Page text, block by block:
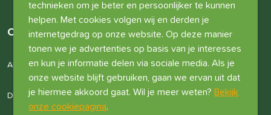
technieken om je beter en persoonlijker te kunnen
helpen. Met cookies volgen wij en derden je
internetgedrag op onze website. Op deze manier
tonen we je advertenties op basis van je interesses
en kun je informatie delen via sociale media. Als je
onze website blijft gebruiken, gaan we ervan uit dat
je hiermee akkoord gaat. Wil je meer weten? Bekijk
onze cookiepagina.
Overige informatie
Algemene voorwaarden
Disclaimer